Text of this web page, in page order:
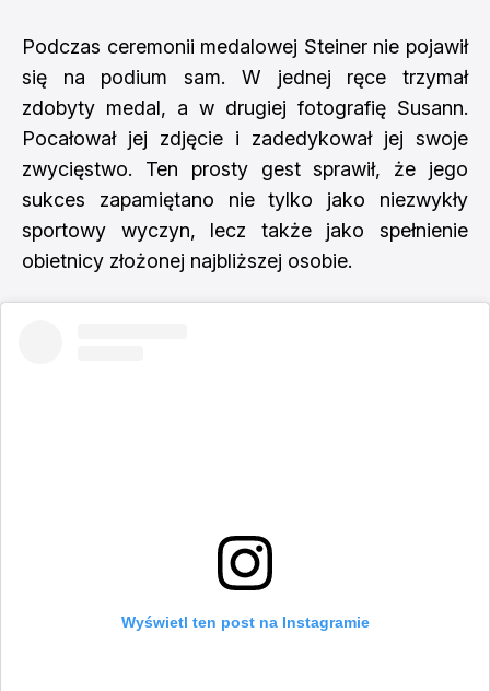
Podczas ceremonii medalowej Steiner nie pojawił
się na podium sam. W jednej ręce trzymał
zdobyty medal, a w drugiej fotografię Susann.
Pocałował jej zdjęcie i zadedykował jej swoje
zwycięstwo. Ten prosty gest sprawił, że jego
sukces zapamiętano nie tylko jako niezwykły
sportowy wyczyn, lecz także jako spełnienie
obietnicy złożonej najbliższej osobie.
Wyświetl ten post na Instagramie